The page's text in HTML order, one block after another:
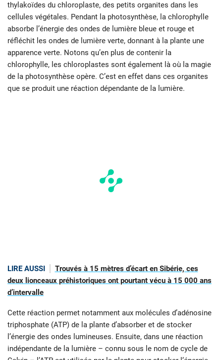
thylakoïdes du chloroplaste, des petits organites dans les
cellules végétales. Pendant la photosynthèse, la chlorophylle
absorbe l’énergie des ondes de lumière bleue et rouge et
réfléchit les ondes de lumière verte, donnant à la plante une
apparence verte. Notons qu’en plus de contenir la
chlorophylle, les chloroplastes sont également là où la magie
de la photosynthèse opère. C’est en effet dans ces organites
que se produit une réaction dépendante de la lumière.
LIRE AUSSI
Trouvés à 15 mètres d’écart en Sibérie, ces
deux lionceaux préhistoriques ont pourtant vécu à 15 000 ans
d’intervalle
Cette réaction permet notamment aux molécules d’adénosine
triphosphate (ATP) de la plante d’absorber et de stocker
l’énergie des ondes lumineuses. Ensuite, dans une réaction
indépendante de la lumière – connu sous le nom de cycle de